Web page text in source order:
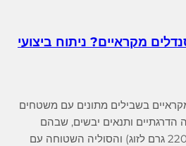
מקראיים? ניתוח ביצועי
בשבילים מתונים עם משטחים
הדרגתיים ותנאים יבשים, שבהם
העיצוב הקל שלהם (220-280 גרם לזוג) והסוליה השטוחה עם